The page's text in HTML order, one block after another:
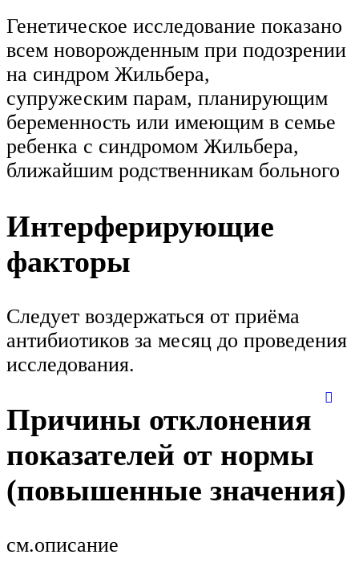
Генетическое исследование показано
всем новорожденным при подозрении
на синдром Жильбера,
супружеским парам, планирующим
беременность или имеющим в семье
ребенка с синдромом Жильбера,
ближайшим родственникам больного
Интерферирующие
факторы
Следует воздержаться от приёма
антибиотиков за месяц до проведения
исследования.
Причины отклонения
показателей от нормы
(повышенные значения)
см.описание